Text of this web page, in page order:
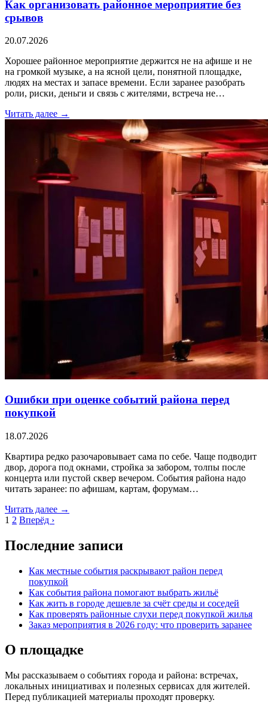
Как организовать районное мероприятие без
срывов
20.07.2026
Хорошее районное мероприятие держится не на афише и не
на громкой музыке, а на ясной цели, понятной площадке,
людях на местах и запасе времени. Если заранее разобрать
роли, риски, деньги и связь с жителями, встреча не…
Читать далее →
Ошибки при оценке событий района перед
покупкой
18.07.2026
Квартира редко разочаровывает сама по себе. Чаще подводит
двор, дорога под окнами, стройка за забором, толпы после
концерта или пустой сквер вечером. События района надо
читать заранее: по афишам, картам, форумам…
Читать далее →
1 2 Вперёд ›
Последние записи
Как местные события раскрывают район перед
покупкой
Как события района помогают выбрать жильё
Как жить в городе дешевле за счёт среды и соседей
Как проверять районные слухи перед покупкой жилья
Заказ мероприятия в 2026 году: что проверить заранее
О площадке
Мы рассказываем о событиях города и района: встречах,
локальных инициативах и полезных сервисах для жителей.
Перед публикацией материалы проходят проверку.